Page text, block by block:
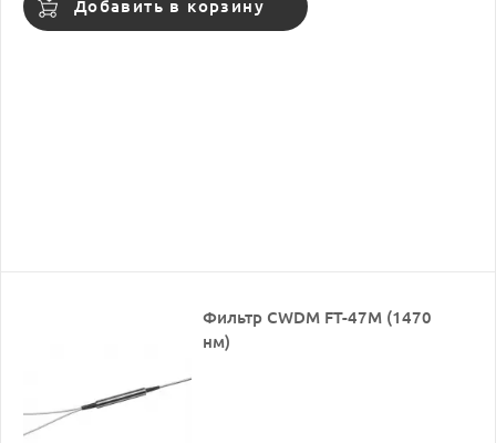
Добавить в корзину
Фильтр CWDM FT-47M (1470
нм)